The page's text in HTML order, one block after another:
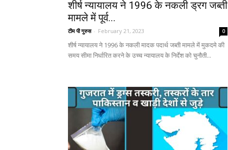
शीर्ष न्यायालय ने 1996 के नकली ड्रग जब्ती
मामले में पूर्व...
टीम पी गुरुस - February 21, 2023 0
शीर्ष न्यायालय ने 1996 के नकली मादक पदार्थ जब्ती मामले में मुकदमे की
समय सीमा निर्धारित करने के उच्च न्यायालय के निर्देश को चुनौती...